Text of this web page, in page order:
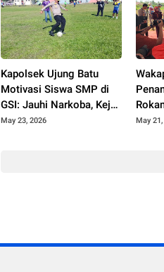
Kapolsek Ujung Batu
Motivasi Siswa SMP di
GSI: Jauhi Narkoba, Kejar
Prestasi
May 23, 2026 May